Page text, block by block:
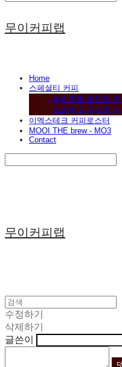
무이커피랩
Home
스페셜티 커피
베리류와 와인의 향
깔끔하고 구수한
이멕스테크 커피로스터
MOOI THE brew - MO3
Contact
무이커피랩
수정하기
삭제하기
글쓴이